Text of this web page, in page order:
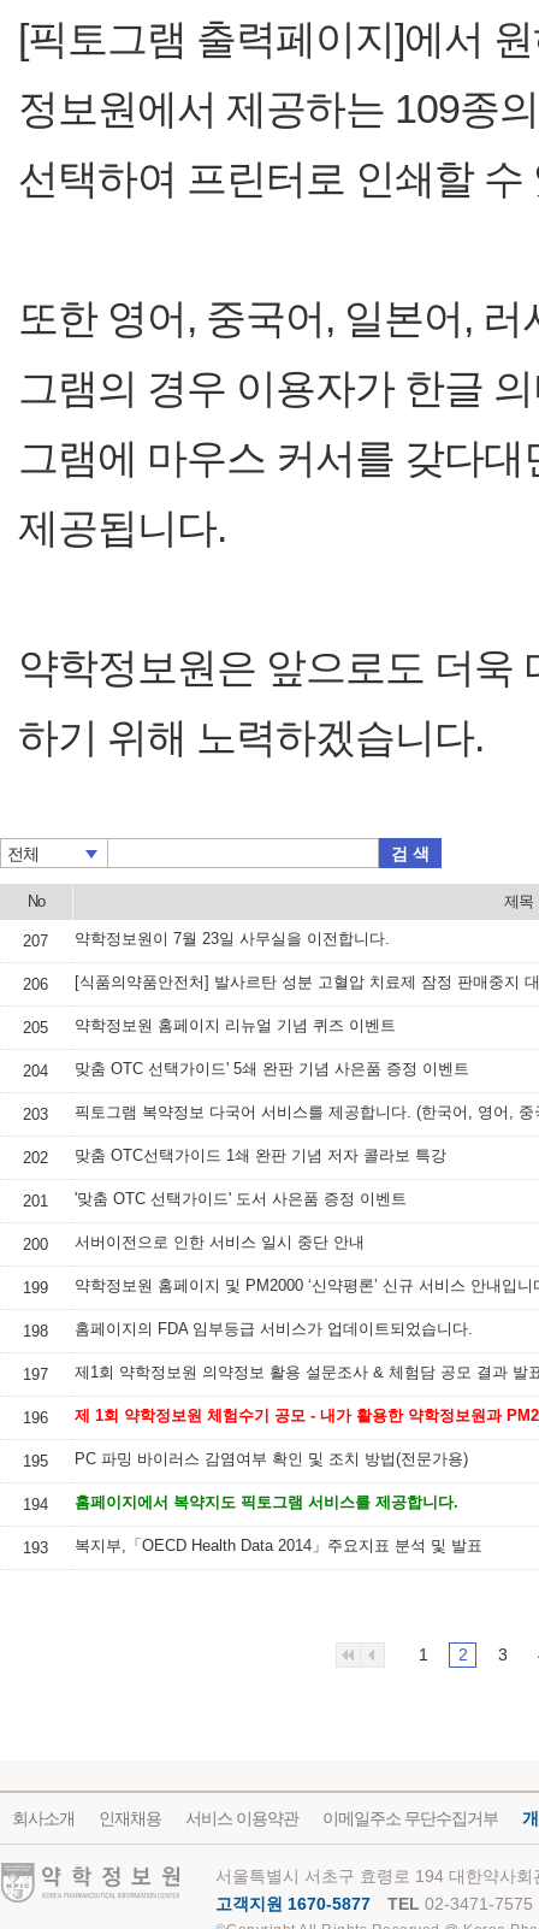
[픽토그램 출력페이지]에서
정보원에서 제공하는 109종
선택하여 프린터로 인쇄할 수
또한 영어, 중국어, 일본어,
그램의 경우 이용자가 한글
그램에 마우스 커서를 갖다
제공됩니다.
약학정보원은 앞으로도 더욱
하기 위해 노력하겠습니다.
전체 검 색
No 제목
207 약학정보원이 7월 23일 사무실을 이전합니다.
206
205 약학정보원 홈페이지 리뉴얼 기념 퀴즈 이벤트
204 맞춤 OTC 선택가이드' 5쇄 완판 기념 사은품 증정 이벤트
203
202 맞춤 OTC선택가이드 1쇄 완판 기념 저자 콜라보 특강
201 '맞춤 OTC 선택가이드' 도서 사은품 증정 이벤트
200 서버이전으로 인한 서비스 일시 중단 안내
199 약학정보원 홈페이지 및 PM2000 ‘신약평론’ 신규 서비스 안내입니
198 홈페이지의 FDA 임부등급 서비스가 업데이트되었습니다.
197 제1회 약학정보원 의약정보 활용 설문조사 & 체험담 공모 결과 발
196
195 PC 파밍 바이러스 감염여부 확인 및 조치 방법(전문가용)
194 홈페이지에서 복약지도 픽토그램 서비스를 제공합니다.
193 복지부,「OECD Health Data 2014」주요지표 분석 및 발표
1 2 3
회사소개 인재채용 서비스 이용약관 이메일주소 무단수집거부
약학정보원
서울특별시 서초구 효령로 194 대한약사
고객지원 1670-5877
TEL 02-3471-7575